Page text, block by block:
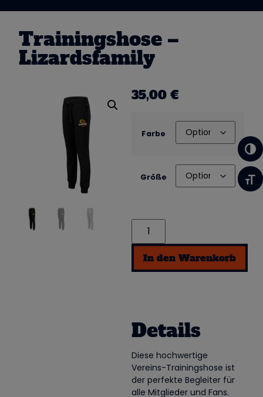
Trainingshose –
Lizardsfamily
35,00 €
Farbe
Größe
In den Warenkorb
Details
Diese hochwertige
Vereins-Trainingshose ist
der perfekte Begleiter für
alle Mitglieder und Fans.